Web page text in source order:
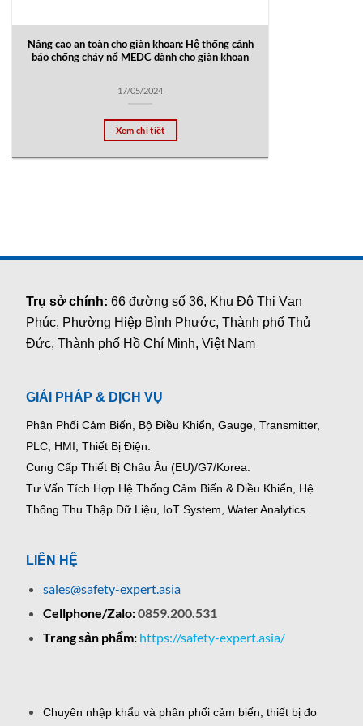
Nâng cao an toàn cho giàn khoan: Hệ thống cảnh
báo chống cháy nổ MEDC dành cho giàn khoan
17/05/2024
Xem chi tiết
Trụ sở chính:66 đường số 36, Khu Đô Thị Vạn
Phúc, Phường Hiệp Bình Phước, Thành phố Thủ
Đức, Thành phố Hồ Chí Minh, Việt Nam
GIẢI PHÁP & DỊCH VỤ
Phân Phối Cảm Biến, Bộ Điều Khiển, Gauge, Transmitter,
PLC, HMI, Thiết Bị Điện.
Cung Cấp Thiết Bị Châu Âu (EU)/G7/Korea.
Tư Vấn Tích Hợp Hệ Thống Cảm Biến & Điều Khiển, Hệ
Thống Thu Thập Dữ Liệu, IoT System, Water Analytics.
LIÊN HỆ
sales@safety-expert.asia
Cellphone/Zalo:0859.200.531
Trang sản phẩm: https://safety-expert.asia/
Chuyên nhập khẩu và phân phối cảm biến, thiết bị đo